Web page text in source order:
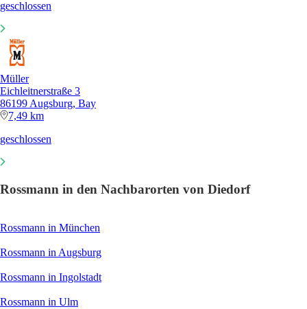
geschlossen
Müller
Eichleitnerstraße 3
86199 Augsburg, Bay
7,49 km
geschlossen
Rossmann in den Nachbarorten von Diedorf
Rossmann in München
Rossmann in Augsburg
Rossmann in Ingolstadt
Rossmann in Ulm